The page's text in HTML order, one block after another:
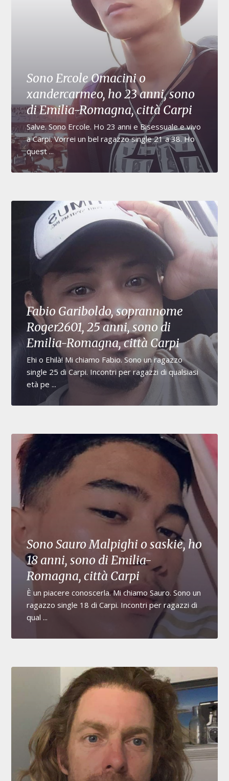
Sono Ercole Omacini o
xandercarmeo, ho 23 anni, sono
di Emilia-Romagna, città Carpi
Salve. Sono Ercole. Ho 23 anni e Bisessuale e vivo
a Carpi. Vorrei un bel ragazzo single 21 a 38. Ho
quest ...
Fabio Gariboldo, soprannome
Roger2601, 25 anni, sono di
Emilia-Romagna, città Carpi
Ehi o Ehilà! Mi chiamo Fabio. Sono un ragazzo
single 25 di Carpi. Incontri per ragazzi di qualsiasi
età pe ...
Sono Sauro Malpighi o saskie, ho
18 anni, sono di Emilia-
Romagna, città Carpi
È un piacere conoscerla. Mi chiamo Sauro. Sono un
ragazzo single 18 di Carpi. Incontri per ragazzi di
qual ...